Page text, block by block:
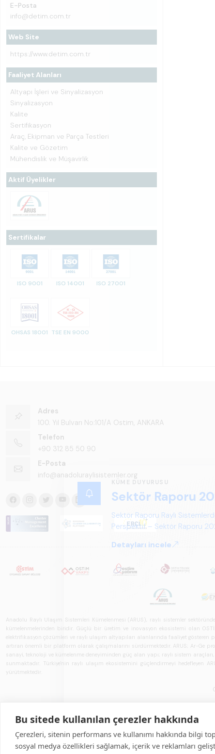
E-Posta
info@detim.com.tr
Web Site
https://www.detim.com.tr
Faaliyet Alanları
Altyapı İşleri ve Sinyalizasyon
Sinyalizasyon
Kalite
Sertifikasyon
Araç, Ekipman ve Parça Testleri
Kalite ve Gözetim
Mühendislik ve Müşavirlik
Aktif Üyelikler
Sertifikalar
ISO 9001 ISO 14001 ISO 27001
OHSAS 18001 TSE EN 9000
KÜME DUYURUSU
Sektör Raporu
Sektör Raporu Raylı
Perspektif – Sektör Raporu
Detayları incele
Adres
100. Yıl Bulvarı No:101/A Ostim, ANKARA
Telefon
+90 312 85 50 90
E-Posta
info@anadoluraylisistemler.org
Anadolu Raylı Ulaşım Sistemleri Kümelenmesi (ARUS), raylı sistemler
kümelenmelerinden biridir. Güçlü bir üretim ve inovasyon ekosistemi olan
elektrifikasyon çözümleri ve raylı ulaşım altyapıları alanlarında faaliyet
artıran önemli bir platform olarak çalışmalarını sürdürmektedir. ARUS; Ar-Ge
sanayi, teknoloji ve kümelenme deneyiminden güç alan yapı; raylı sistem
sunmaktadır. Türkiye'nin raylı ulaşım ekosistemini güçlendirmeyi hedefleyen
yürütmektedir.
Bu sitede kullanılan çerezler hakkında
Çerezleri, sitenin performans ve kullanımı hakkında bilgi
sosyal medya özellikleri sağlamak, içerik ve reklamları